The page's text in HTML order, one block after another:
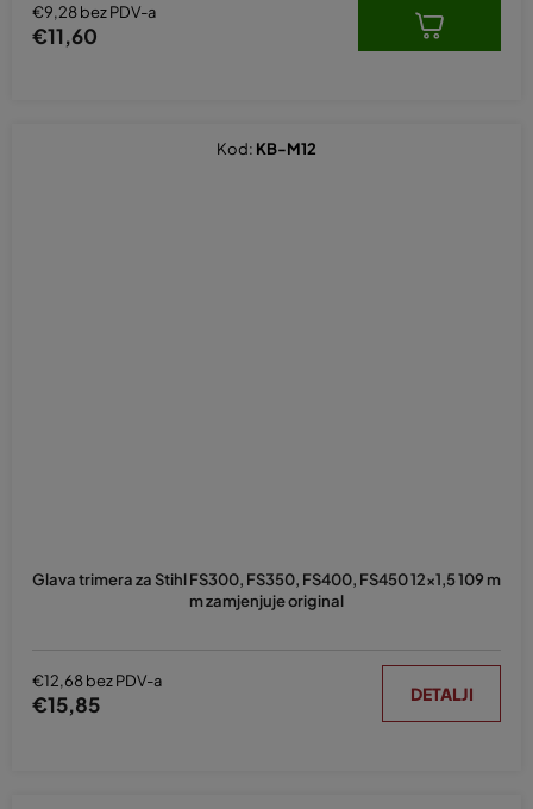
€9,28 bez PDV-a
€11,60
Glava trimera za Stihl FS300, FS350, FS400, FS450 12x1,5 109 m
m zamjenjuje original
€12,68 bez PDV-a
€15,85 DETALJI
Kod: KB-M12